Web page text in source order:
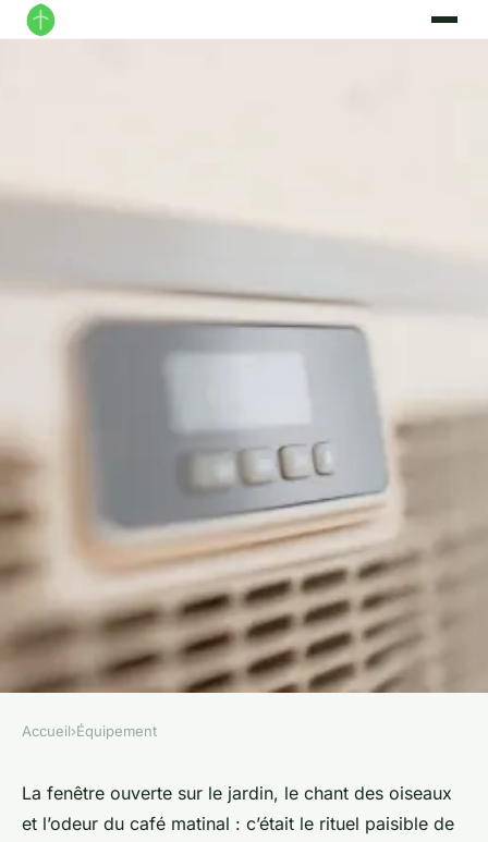
ÉQUIPEMENT
Top conseils pour réduire le
Accueil›Équipement
La fenêtre ouverte sur le jardin, le chant des oiseaux
et l’odeur du café matinal : c’était le rituel paisible de